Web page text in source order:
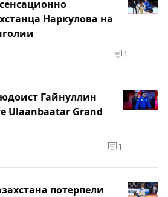
Наркулова на
1
Гайнуллин
Ulaanbaatar Grand
1
потерпели